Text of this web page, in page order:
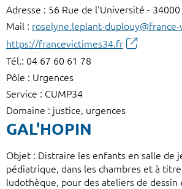
Adresse : 56 Rue de l'Université - 34000
Mail : roselyne.leplant-
https://francevictimes34.fr
Tél.: 04 67 60 61 78
Pôle : Urgences
Service : CUMP34
Domaine : justice, urgences
GAL'HOPIN
Objet : Distraire les enfants en salle de
pédiatrique, dans les chambres et à
ludothèque, pour des ateliers de dessin